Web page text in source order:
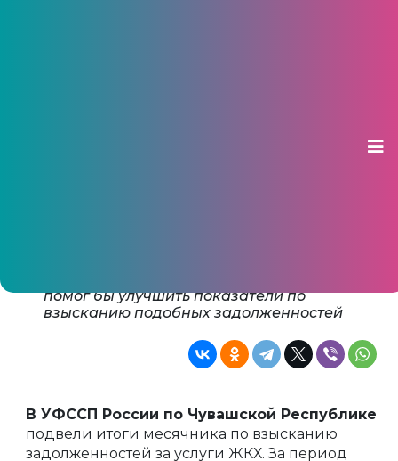
помог бы улучшить показатели по
взысканию подобных задолженностей
В УФССП России по Чувашской Республике
подвели итоги месячника по взысканию
задолженностей за услуги ЖКХ. За период